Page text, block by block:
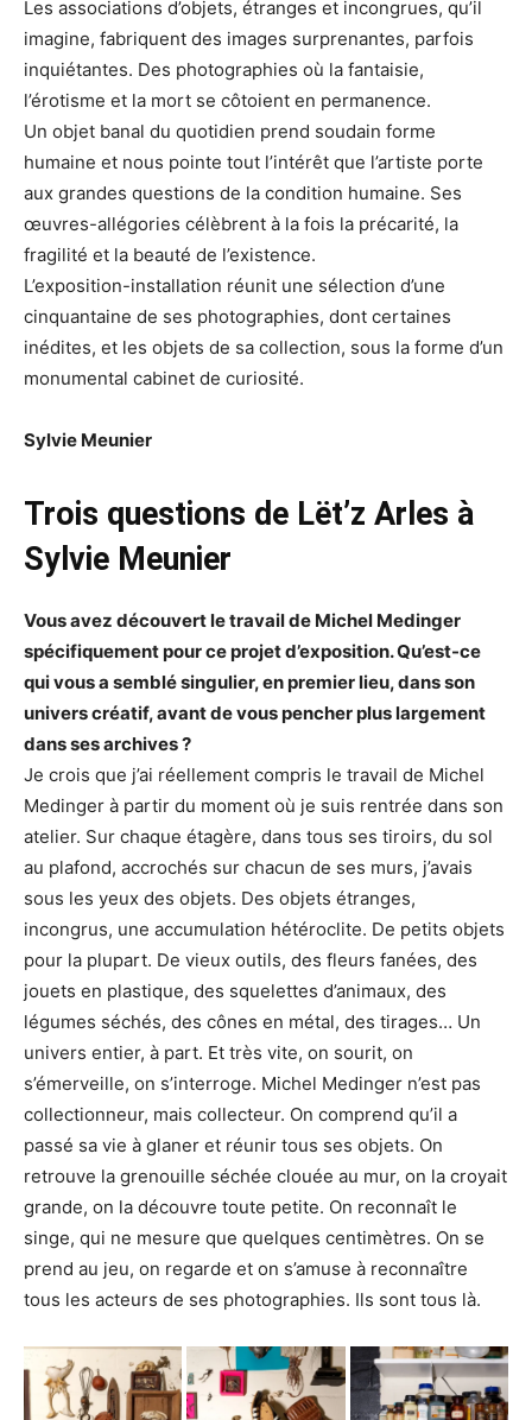
Les associations d’objets, étranges et incongrues, qu’il
imagine, fabriquent des images surprenantes, parfois
inquiétantes. Des photographies où la fantaisie,
l’érotisme et la mort se côtoient en permanence.
Un objet banal du quotidien prend soudain forme
humaine et nous pointe tout l’intérêt que l’artiste porte
aux grandes questions de la condition humaine. Ses
œuvres-allégories célèbrent à la fois la précarité, la
fragilité et la beauté de l’existence.
L’exposition-installation réunit une sélection d’une
cinquantaine de ses photographies, dont certaines
inédites, et les objets de sa collection, sous la forme d’un
monumental cabinet de curiosité.
Sylvie Meunier
Trois questions de Lët’z Arles à
Sylvie Meunier
Vous avez découvert le travail de Michel Medinger
spécifiquement pour ce projet d’exposition. Qu’est-ce
qui vous a semblé singulier, en premier lieu, dans son
univers créatif, avant de vous pencher plus largement
dans ses archives ?
Je crois que j’ai réellement compris le travail de Michel
Medinger à partir du moment où je suis rentrée dans son
atelier. Sur chaque étagère, dans tous ses tiroirs, du sol
au plafond, accrochés sur chacun de ses murs, j’avais
sous les yeux des objets. Des objets étranges,
incongrus, une accumulation hétéroclite. De petits objets
pour la plupart. De vieux outils, des fleurs fanées, des
jouets en plastique, des squelettes d’animaux, des
légumes séchés, des cônes en métal, des tirages… Un
univers entier, à part. Et très vite, on sourit, on
s’émerveille, on s’interroge. Michel Medinger n’est pas
collectionneur, mais collecteur. On comprend qu’il a
passé sa vie à glaner et réunir tous ses objets. On
retrouve la grenouille séchée clouée au mur, on la croyait
grande, on la découvre toute petite. On reconnaît le
singe, qui ne mesure que quelques centimètres. On se
prend au jeu, on regarde et on s’amuse à reconnaître
tous les acteurs de ses photographies. Ils sont tous là.